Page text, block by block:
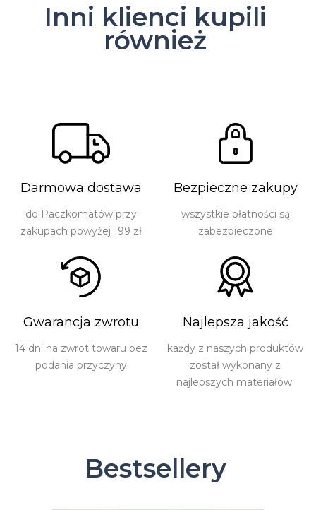
Inni klienci kupili
również
Darmowa dostawa
do Paczkomatów przy
zakupach powyżej 199 zł
Bezpieczne zakupy
wszystkie płatności są
zabezpieczone
Gwarancja zwrotu
14 dni na zwrot towaru bez
podania przyczyny
Najlepsza jakość
każdy z naszych produktów
został wykonany z
najlepszych materiałów.
Bestsellery